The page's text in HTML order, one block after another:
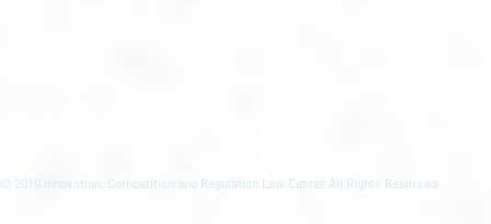
© 2010 Innovation, Competition and Regulation Law Center All Rights Reserved.